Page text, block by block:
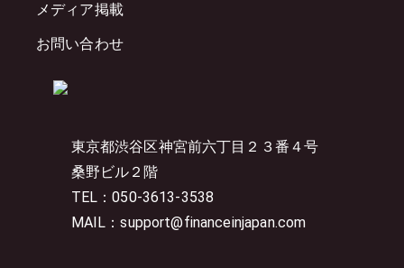
東京都渋谷区神宮前六丁目２３番４号
桑野ビル２階
TEL：050-3613-3538
MAIL：support@financeinjapan.com
メディア掲載
お問い合わせ